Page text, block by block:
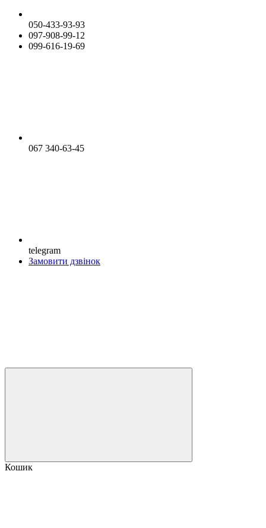
050-433-93-93
097-908-99-12
099-616-19-69
067 340-63-45
telegram
Замовити дзвінок
Кошик